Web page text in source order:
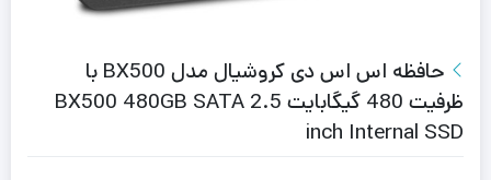
حافظه اس اس دی کروشیال مدل BX500 با
ظرفیت 480 گیگابایت BX500 480GB SATA 2.5
inch Internal SSD